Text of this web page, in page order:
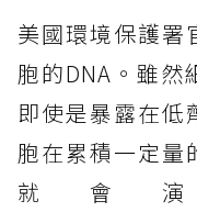
美國環境保護署
胞的DNA。雖然
即使是暴露在低
胞在累積一定量
就會